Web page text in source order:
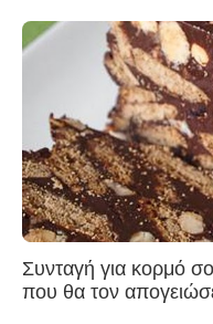
Συνταγή για κορμό
που θα τον